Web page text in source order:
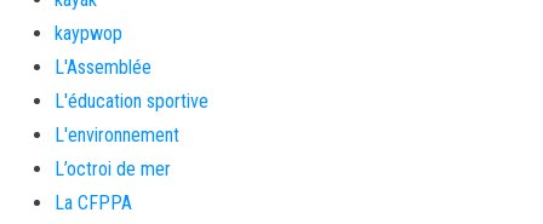
kaypwop
L'Assemblée
L'éducation sportive
L'environnement
L’octroi de mer
La CFPPA